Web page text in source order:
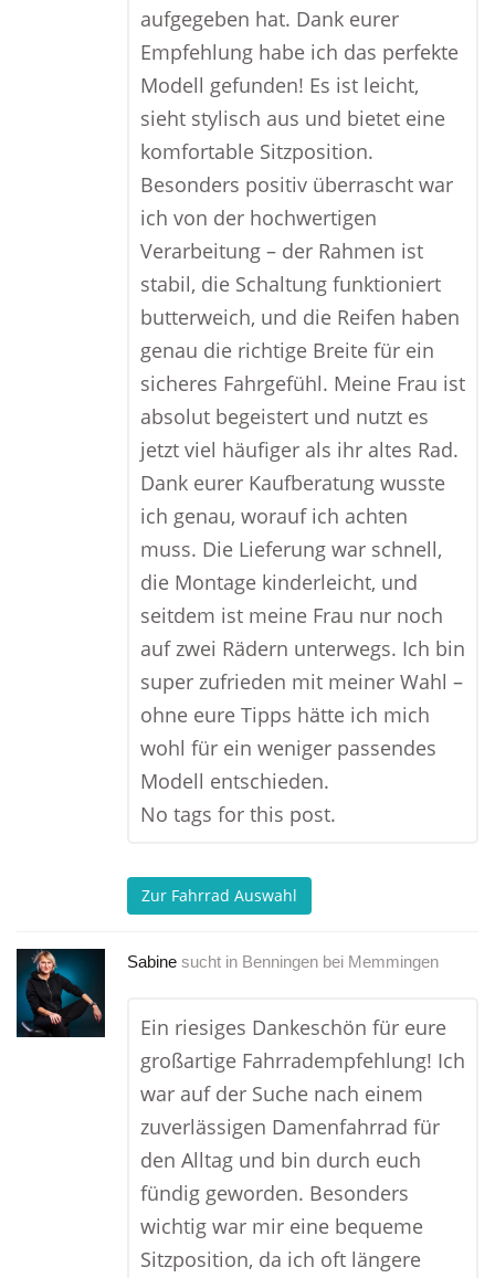
aufgegeben hat. Dank eurer
Empfehlung habe ich das perfekte
Modell gefunden! Es ist leicht,
sieht stylisch aus und bietet eine
komfortable Sitzposition.
Besonders positiv überrascht war
ich von der hochwertigen
Verarbeitung – der Rahmen ist
stabil, die Schaltung funktioniert
butterweich, und die Reifen haben
genau die richtige Breite für ein
sicheres Fahrgefühl. Meine Frau ist
absolut begeistert und nutzt es
jetzt viel häufiger als ihr altes Rad.
Dank eurer Kaufberatung wusste
ich genau, worauf ich achten
muss. Die Lieferung war schnell,
die Montage kinderleicht, und
seitdem ist meine Frau nur noch
auf zwei Rädern unterwegs. Ich bin
super zufrieden mit meiner Wahl –
ohne eure Tipps hätte ich mich
wohl für ein weniger passendes
Modell entschieden.
No tags for this post.
Zur Fahrrad Auswahl
Sabine sucht in Benningen bei Memmingen
Ein riesiges Dankeschön für eure
großartige Fahrradempfehlung! Ich
war auf der Suche nach einem
zuverlässigen Damenfahrrad für
den Alltag und bin durch euch
fündig geworden. Besonders
wichtig war mir eine bequeme
Sitzposition, da ich oft längere